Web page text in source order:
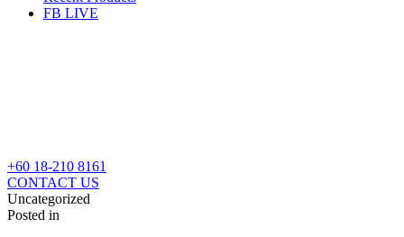
FB LIVE
+60 18-210 8161
CONTACT US
Uncategorized
Posted in